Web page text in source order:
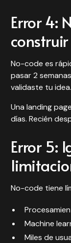
Error 4:
construir
No-code es
pasar 2
validaste tu idea.
Unalanding
días. Recién
Error 5:
No-code tiene
Machine
Miles de